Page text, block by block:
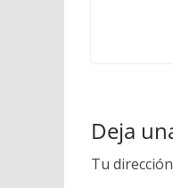
Deja
Tu